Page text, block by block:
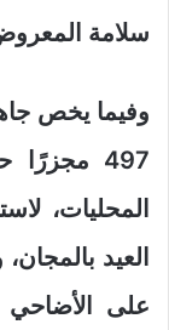
سلامة المعروض
وفيما يخص
497
المحليات،
العيد
على الأضاحي